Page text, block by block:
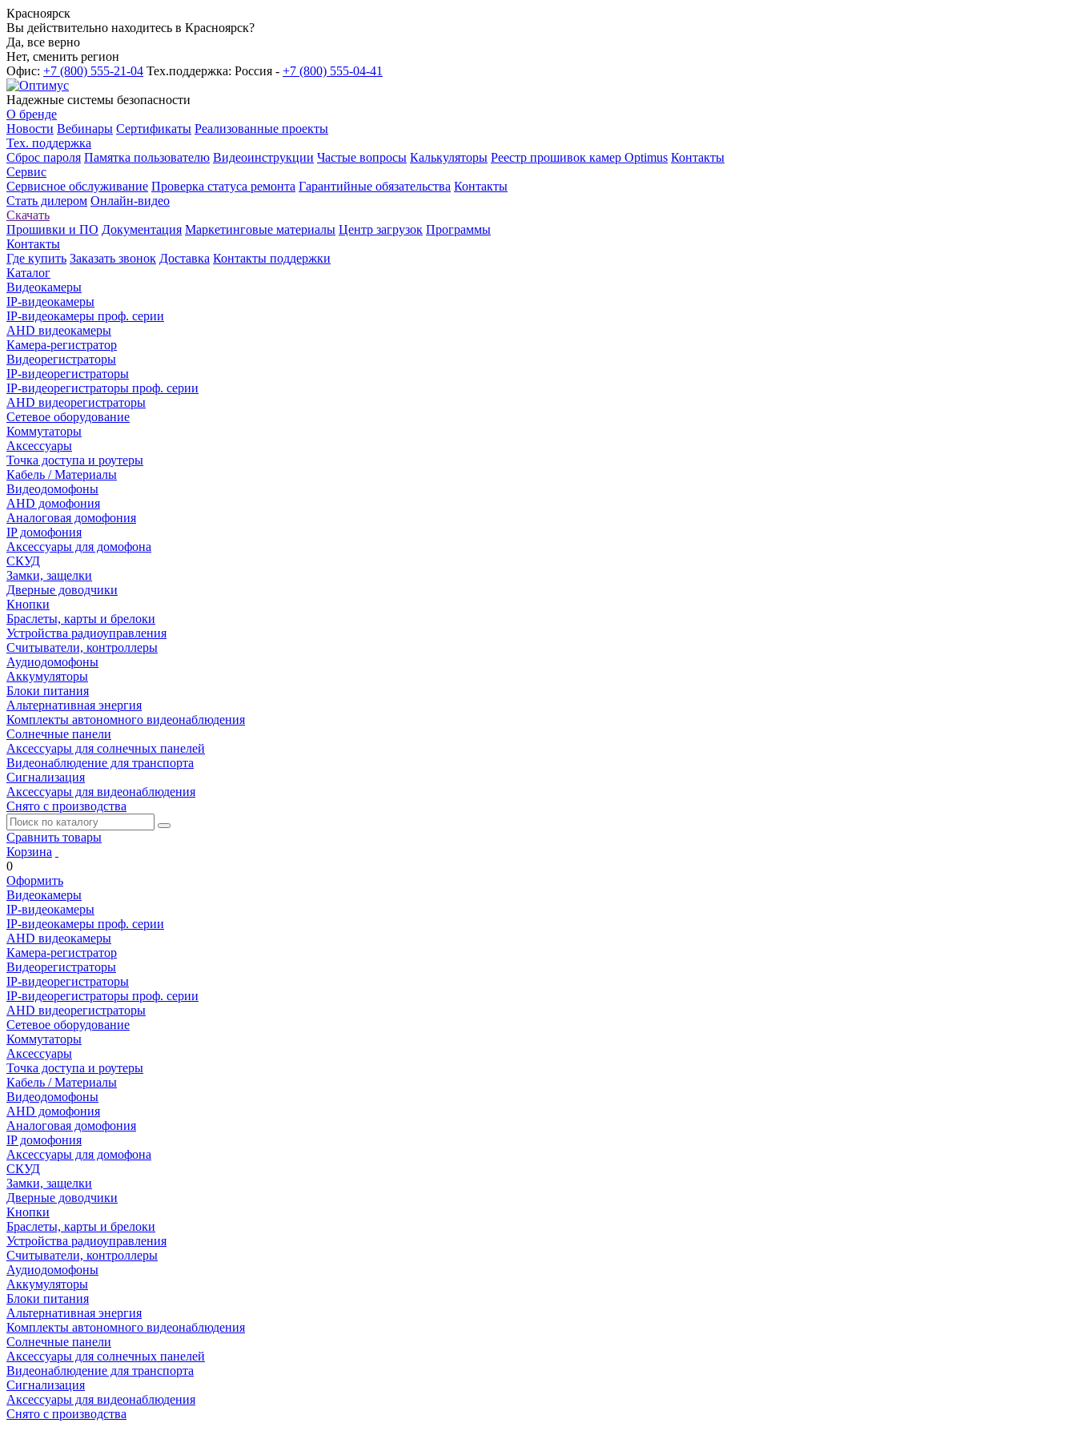
Красноярск
Вы действительно находитесь в Красноярск?
Да, все верно
Нет, сменить регион
Офис: +7 (800) 555-21-04 Тех.поддержка: Россия - +7 (800) 555-04-41
Надежные системы безопасности
О бренде
Новости Вебинары Сертификаты Реализованные проекты
Тех. поддержка
Сброс пароля Памятка пользователю Видеоинструкции Частые вопросы Калькуляторы Реестр прошивок камер Optimus Контакты
Сервис
Сервисное обслуживание Проверка статуса ремонта Гарантийные обязательства Контакты
Стать дилером Онлайн-видео
Скачать
Прошивки и ПО Документация Маркетинговые материалы Центр загрузок Программы
Контакты
Где купить Заказать звонок Доставка Контакты поддержки
Каталог
Видеокамеры
IP-видеокамеры
IP-видеокамеры проф. серии
AHD видеокамеры
Камера-регистратор
Видеорегистраторы
IP-видеорегистраторы
IP-видеорегистраторы проф. серии
AHD видеорегистраторы
Сетевое оборудование
Коммутаторы
Аксессуары
Точка доступа и роутеры
Кабель / Материалы
Видеодомофоны
AHD домофония
Аналоговая домофония
IP домофония
Аксессуары для домофона
СКУД
Замки, защелки
Дверные доводчики
Кнопки
Браслеты, карты и брелоки
Устройства радиоуправления
Считыватели, контроллеры
Аудиодомофоны
Аккумуляторы
Блоки питания
Альтернативная энергия
Комплекты автономного видеонаблюдения
Солнечные панели
Аксессуары для солнечных панелей
Видеонаблюдение для транспорта
Сигнализация
Аксессуары для видеонаблюдения
Снято с производства
Сравнить товары
Корзина
0
Оформить
Видеокамеры
IP-видеокамеры
IP-видеокамеры проф. серии
AHD видеокамеры
Камера-регистратор
Видеорегистраторы
IP-видеорегистраторы
IP-видеорегистраторы проф. серии
AHD видеорегистраторы
Сетевое оборудование
Коммутаторы
Аксессуары
Точка доступа и роутеры
Кабель / Материалы
Видеодомофоны
AHD домофония
Аналоговая домофония
IP домофония
Аксессуары для домофона
СКУД
Замки, защелки
Дверные доводчики
Кнопки
Браслеты, карты и брелоки
Устройства радиоуправления
Считыватели, контроллеры
Аудиодомофоны
Аккумуляторы
Блоки питания
Альтернативная энергия
Комплекты автономного видеонаблюдения
Солнечные панели
Аксессуары для солнечных панелей
Видеонаблюдение для транспорта
Сигнализация
Аксессуары для видеонаблюдения
Снято с производства